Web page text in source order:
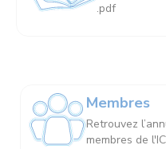
.pdf
Membres
Retrouvez
membres de